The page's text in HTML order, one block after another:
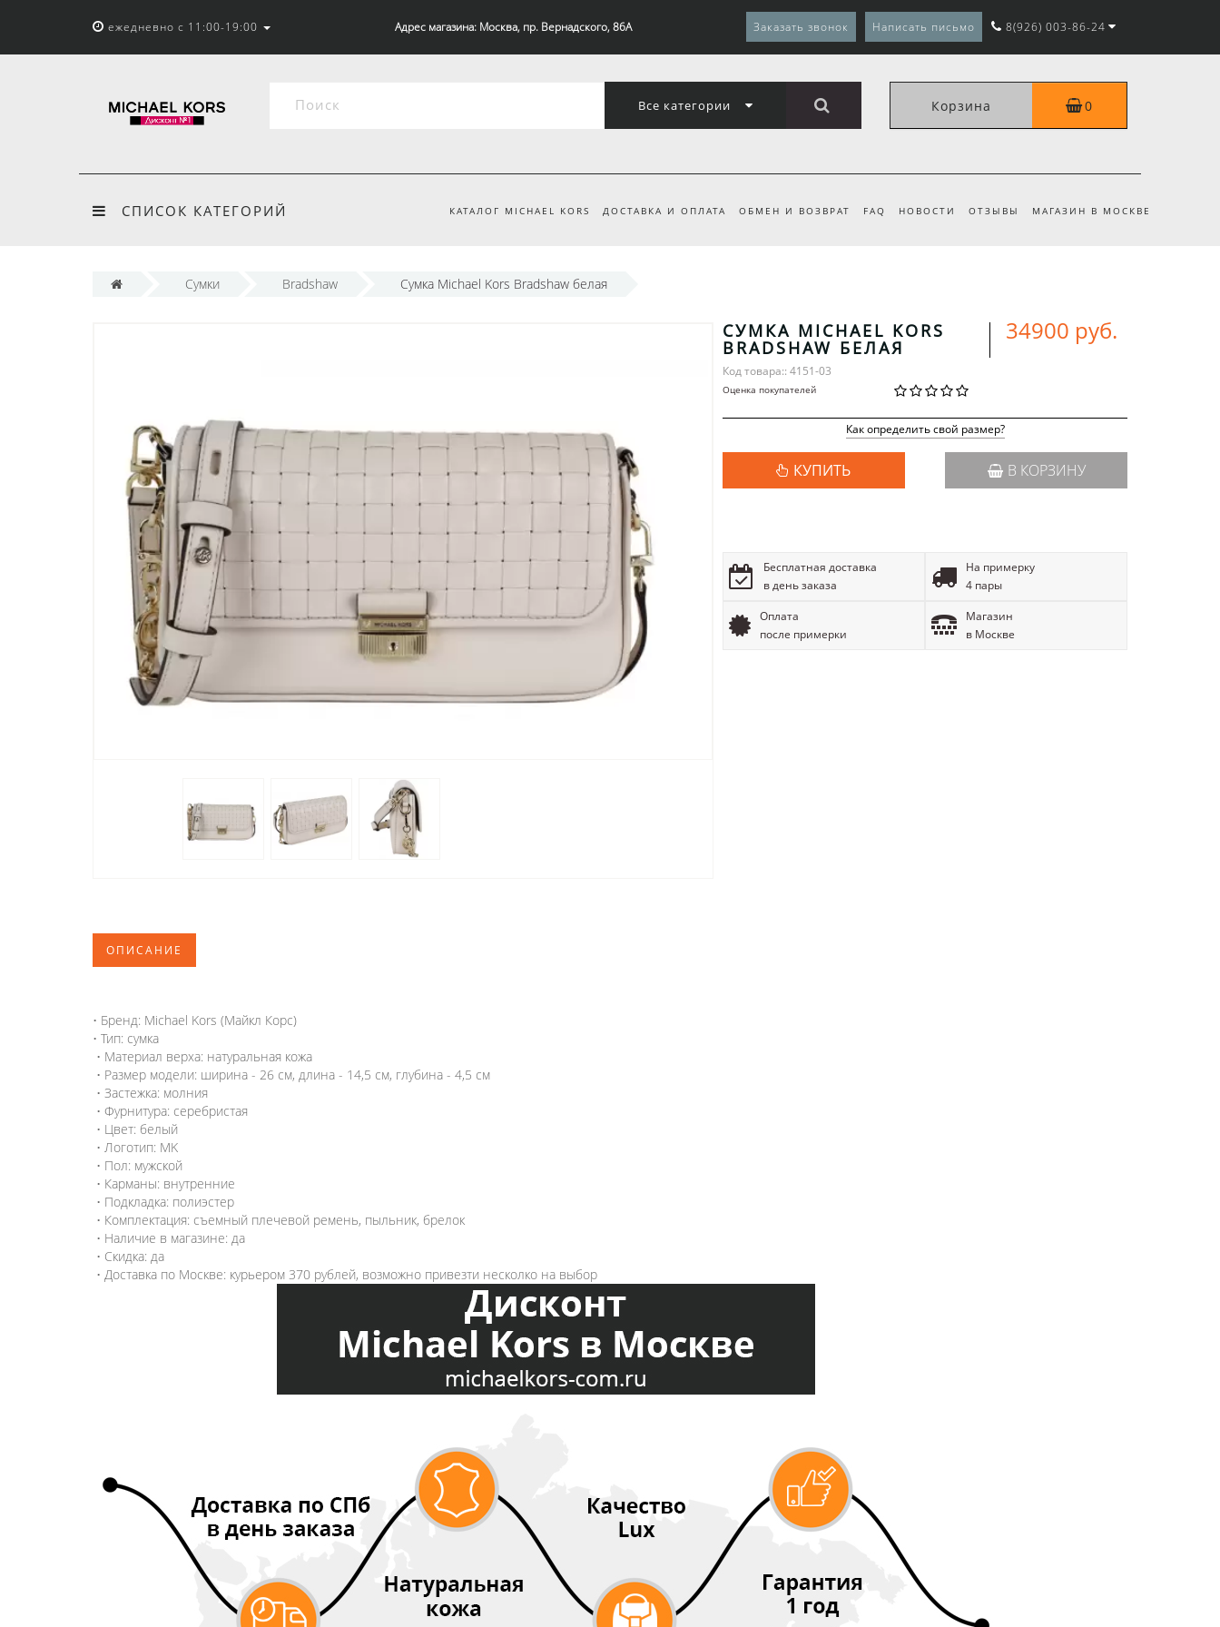
ежедневно с 11:00-19:00 Адрес магазина: Москва, пр. Вернадского, 86А Заказать звонок Написать письмо 8(926) 003-86-24
Все категории Корзина 0
СПИСОК КАТЕГОРИЙ КАТАЛОГ MICHAEL KORS ДОСТАВКА И ОПЛАТА ОБМЕН И ВОЗВРАТ FAQ НОВОСТИ ОТЗЫВЫ МАГАЗИН В МОСКВЕ
Сумки Bradshaw Сумка Michael Kors Bradshaw белая
СУМКА MICHAEL KORS
BRADSHAW БЕЛАЯ
Код товара:: 4151-03
Оценка покупателей
34900 руб.
Как определить свой размер?
КУПИТЬ В КОРЗИНУ
Бесплатная доставка
в день заказа
На примерку
4 пары
Оплата
после примерки
Магазин
в Москве
ОПИСАНИЕ
• Бренд: Michael Kors (Майкл Корс)
• Тип: сумка
• Материал верха: натуральная кожа
• Размер модели: ширина - 26 см, длина - 14,5 см, глубина - 4,5 см
• Застежка: молния
• Фурнитура: серебристая
• Цвет: белый
• Логотип: MK
• Пол: мужской
• Карманы: внутренние
• Подкладка: полиэстер
• Комплектация: съемный плечевой ремень, пыльник, брелок
• Наличие в магазине: да
• Скидка: да
• Доставка по Москве: курьером 370 рублей, возможно привезти несколко на выбор